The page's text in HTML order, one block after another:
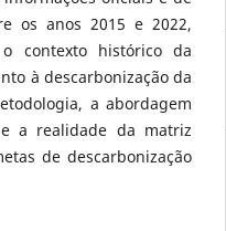
os anos 2015 e 2022,
contexto histórico da
à descarbonização da
a abordagem
a realidade da matriz
de descarbonização